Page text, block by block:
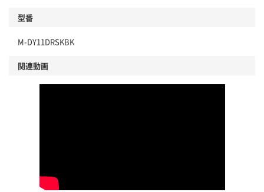
型番
M-DY11DRSKBK
関連動画